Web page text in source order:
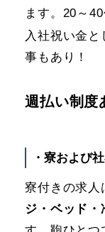
ます。20～40
入社祝い金と
事もあり！
週払い制度
・寮および
寮付きの求人
ジ・ベッド・